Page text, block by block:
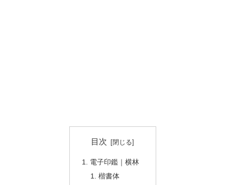
目次
電子印鑑｜横林
楷書体